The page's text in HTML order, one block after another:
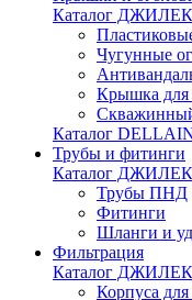
Каталог
Чугунные
Крышка
Каталог
Трубы и фитинги
Каталог
Трубы ПНД
Фитинги
Шланги и
Фильтрация
Каталог
Корпуса